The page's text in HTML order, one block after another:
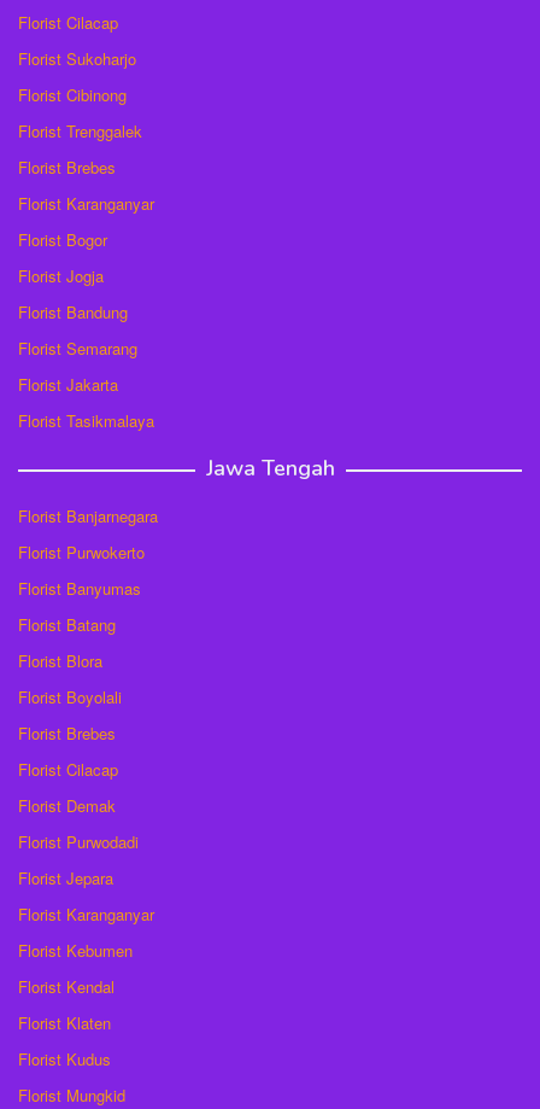
Florist Cilacap
Florist Sukoharjo
Florist Cibinong
Florist Trenggalek
Florist Brebes
Florist Karanganyar
Florist Bogor
Florist Jogja
Florist Bandung
Florist Semarang
Florist Jakarta
Florist Tasikmalaya
Jawa Tengah
Florist Banjarnegara
Florist Purwokerto
Florist Banyumas
Florist Batang
Florist Blora
Florist Boyolali
Florist Brebes
Florist Cilacap
Florist Demak
Florist Purwodadi
Florist Jepara
Florist Karanganyar
Florist Kebumen
Florist Kendal
Florist Klaten
Florist Kudus
Florist Mungkid